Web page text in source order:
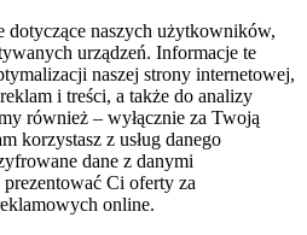
dotyczące naszych użytkowników,
urządzeń. Informacje te
naszej strony internetowej,
i treści, a także do analizy
również – wyłącznie za Twoją
korzystasz z usług danego
dane z danymi
Ci oferty za
online.